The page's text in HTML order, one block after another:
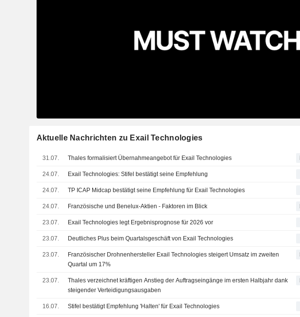
Aktuelle Nachrichten zu Exail Technologies
31.07. Thales formalisiert Übernahmeangebot für Exail Technologies
24.07. Exail Technologies: Stifel bestätigt seine Empfehlung
24.07. TP ICAP Midcap bestätigt seine Empfehlung für Exail Technologies
24.07. Französische und Benelux-Aktien - Faktoren im Blick
23.07. Exail Technologies legt Ergebnisprognose für 2026 vor
23.07. Deutliches Plus beim Quartalsgeschäft von Exail Technologies
23.07.
Französischer Drohnenhersteller Exail Technologies steigert Umsatz im zweiten
Quartal um 17%
23.07.
Thales verzeichnet kräftigen Anstieg der Auftragseingänge im ersten Halbjahr dank
steigender Verteidigungsausgaben
16.07. Stifel bestätigt Empfehlung 'Halten' für Exail Technologies